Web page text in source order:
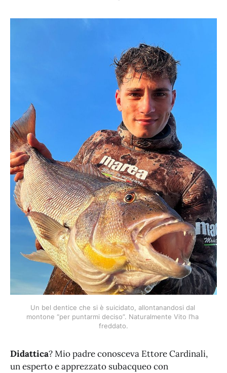
Un bel dentice che si è suicidato, allontanandosi dal
montone “per puntarmi deciso”. Naturalmente Vito l’ha
freddato.
Didattica? Mio padre conosceva Ettore Cardinali,
un esperto e apprezzato subacqueo con